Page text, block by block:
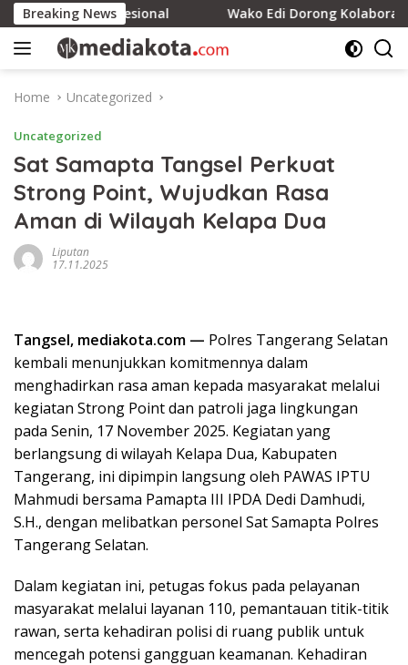
Skip
to
content
Breaking News
Profesional Wako Edi Dorong Kolaborasi
Home Uncategorized
Uncategorized
Sat Samapta Tangsel Perkuat
Strong Point, Wujudkan Rasa
Aman di Wilayah Kelapa Dua
Liputan
17.11.2025
Tangsel, mediakota.com — Polres Tangerang Selatan
kembali menunjukkan komitmennya dalam
menghadirkan rasa aman kepada masyarakat melalui
kegiatan Strong Point dan patroli jaga lingkungan
pada Senin, 17 November 2025. Kegiatan yang
berlangsung di wilayah Kelapa Dua, Kabupaten
Tangerang, ini dipimpin langsung oleh PAWAS IPTU
Mahmudi bersama Pamapta III IPDA Dedi Damhudi,
S.H., dengan melibatkan personel Sat Samapta Polres
Tangerang Selatan.
Dalam kegiatan ini, petugas fokus pada pelayanan
masyarakat melalui layanan 110, pemantauan titik-titik
rawan, serta kehadiran polisi di ruang publik untuk
mencegah potensi gangguan keamanan. Kehadiran